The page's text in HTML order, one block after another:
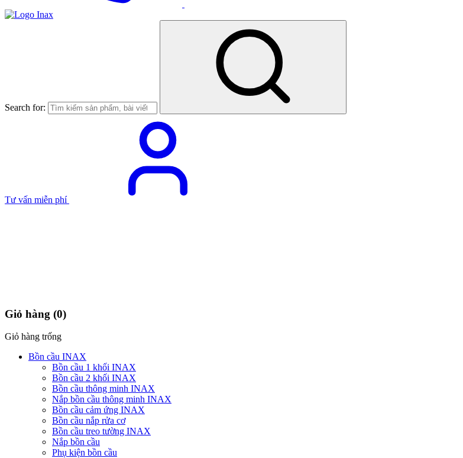
Search for:
Tư vấn miễn phí
Giỏ hàng (0)
Giỏ hàng trống
Bồn cầu INAX
Bồn cầu 1 khối INAX
Bồn cầu 2 khối INAX
Bồn cầu thông minh INAX
Nắp bồn cầu thông minh INAX
Bồn cầu cảm ứng INAX
Bồn cầu nắp rửa cơ
Bồn cầu treo tường INAX
Nắp bồn cầu
Phụ kiện bồn cầu